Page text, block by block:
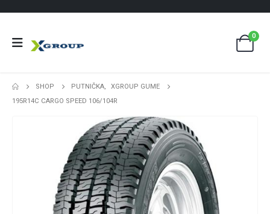
0
SHOP PUTNIČKA,
XGROUP GUME
195R14C CARGO SPEED 106/104R